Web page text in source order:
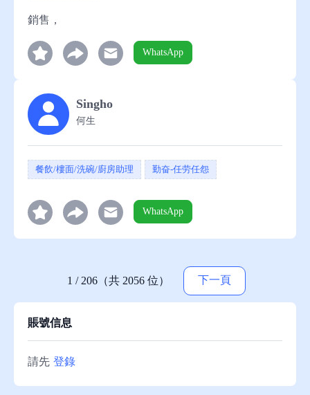
銷售，
WhatsApp
Singho
何生
餐飲/樓面/洗碗/廚房助理 勤奋-任劳任怨
WhatsApp
1 / 206（共 2056 位） 下一頁
賬號信息
請先 登錄